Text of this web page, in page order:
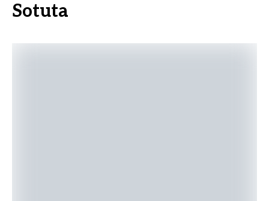
Sotuta